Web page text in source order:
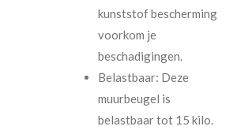
kunststof bescherming
voorkom je
beschadigingen.
Belastbaar: Deze
muurbeugel is
belastbaar tot 15 kilo.